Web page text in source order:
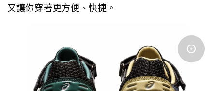
又讓你穿著更方便、快捷。